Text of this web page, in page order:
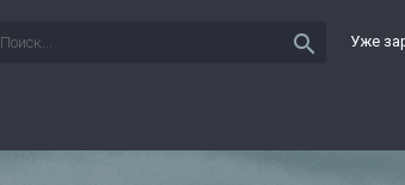
Уже
search